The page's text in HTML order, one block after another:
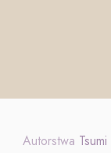
Autorstwa Tsumi